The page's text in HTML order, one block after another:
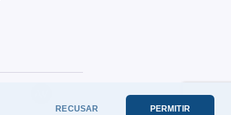
RECUSAR PERMITIR